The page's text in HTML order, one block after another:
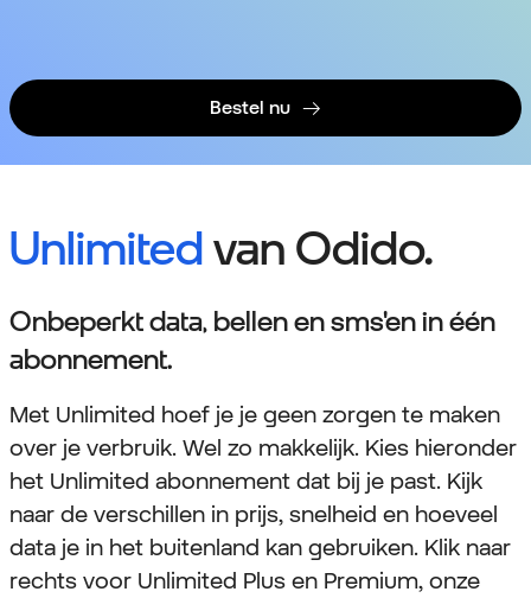
Bestel nu
Unlimitedvan Odido.
Onbeperkt data, bellen en sms'en in één
abonnement.
Met Unlimited hoef je je geen zorgen te maken
over je verbruik. Wel zo makkelijk. Kies hieronder
het Unlimited abonnement dat bij je past. Kijk
naar de verschillen in prijs, snelheid en hoeveel
data je in het buitenland kan gebruiken. Klik naar
rechts voor Unlimited Plus en Premium, onze